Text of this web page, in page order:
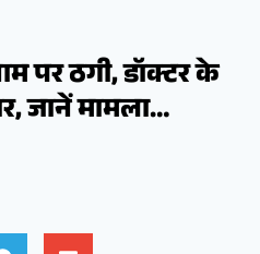
पर ठगी, डॉक्टर के
जानें मामला…